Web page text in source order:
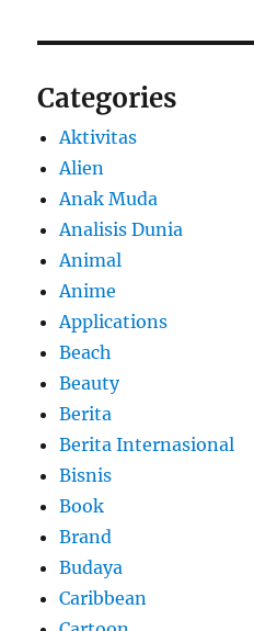
Categories
Aktivitas
Alien
Anak Muda
Analisis Dunia
Animal
Anime
Applications
Beach
Beauty
Berita
Berita Internasional
Bisnis
Book
Brand
Budaya
Caribbean